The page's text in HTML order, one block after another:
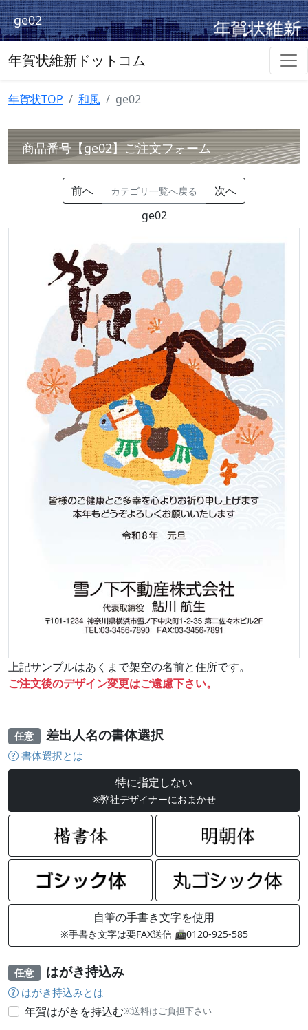
ge02
年賀状維新ドットコム
年賀状TOP 和風 ge02
商品番号【ge02】ご注文フォーム
前へ カテゴリ一覧へ戻る
次へ
ge02
上記サンプルはあくまで架空の名前と住所です。
ご注文後のデザイン変更はご遠慮下さい。
任意 差出人名の書体選択
書体選択とは
特に指定しない
※弊社デザイナーにおまかせ
自筆の手書き文字を使用
※手書き文字は要FAX送信 📠0120-925-585
任意 はがき持込み
はがき持込みとは
年賀はがきを持込む※送料はご負担下さい